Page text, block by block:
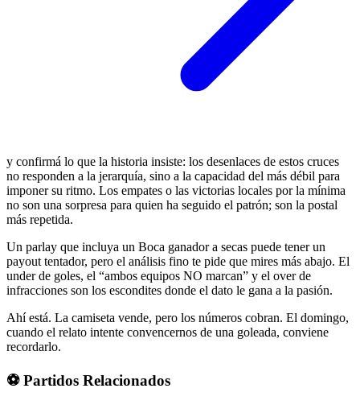
y confirmá lo que la historia insiste: los desenlaces de estos cruces
no responden a la jerarquía, sino a la capacidad del más débil para
imponer su ritmo. Los empates o las victorias locales por la mínima
no son una sorpresa para quien ha seguido el patrón; son la postal
más repetida.
Un parlay que incluya un Boca ganador a secas puede tener un
payout tentador, pero el análisis fino te pide que mires más abajo. El
under de goles, el “ambos equipos NO marcan” y el over de
infracciones son los escondites donde el dato le gana a la pasión.
Ahí está. La camiseta vende, pero los números cobran. El domingo,
cuando el relato intente convencernos de una goleada, conviene
recordarlo.
⚽ Partidos Relacionados